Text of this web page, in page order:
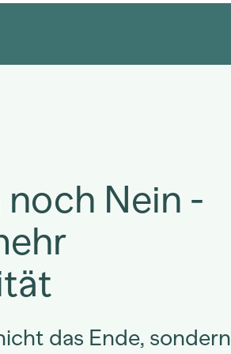
Nein -
das Ende, sondern